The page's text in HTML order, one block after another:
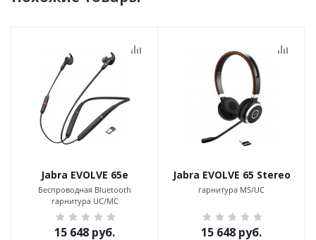
Jabra EVOLVE 65e
Беспроводная Bluetooth
гарнитура UC/MC
15 648 руб.
Jabra EVOLVE 65 Stereo
гарнитура MS/UC
15 648 руб.